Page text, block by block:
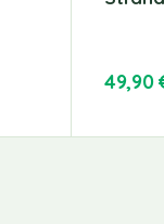
49,90